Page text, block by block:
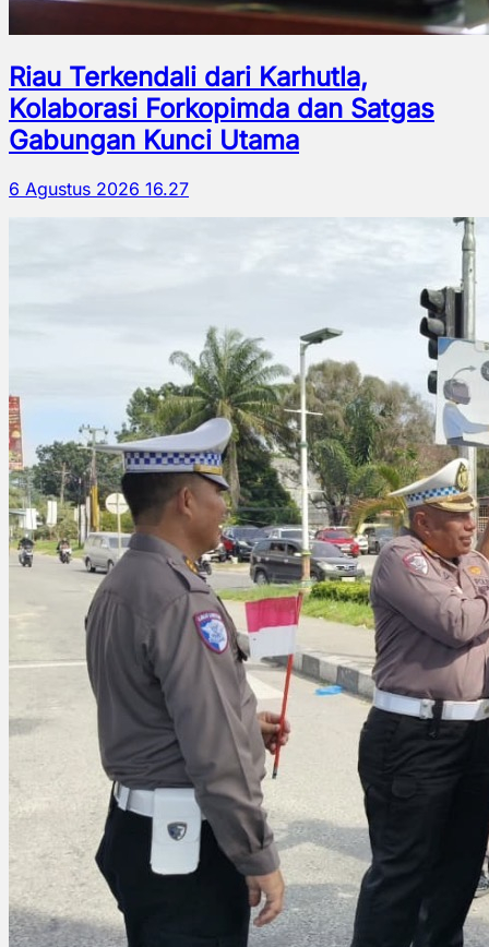
Riau Terkendali dari Karhutla,
Kolaborasi Forkopimda dan Satgas
Gabungan Kunci Utama
6 Agustus 2026 16.27